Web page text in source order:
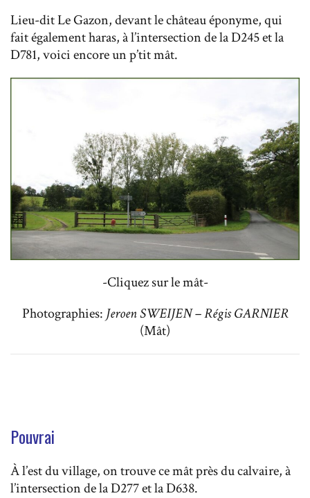
Lieu-dit Le Gazon, devant le château éponyme, qui
fait également haras, à l’intersection de la D245 et la
D781, voici encore un p’tit mât.
-Cliquez sur le mât-
Photographies: Jeroen SWEIJEN – Régis GARNIER
(Mât)
Pouvrai
À l’est du village, on trouve ce mât près du calvaire, à
l’intersection de la D277 et la D638.